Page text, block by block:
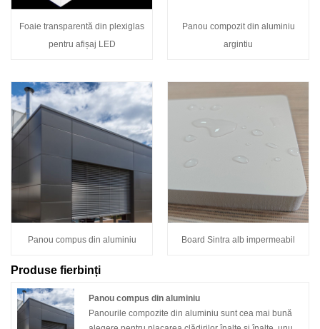
Foaie transparentă din plexiglas
pentru afișaj LED
Panou compozit din aluminiu
argintiu
Panou compus din aluminiu Board Sintra alb impermeabil
Produse fierbinți
Panou compus din aluminiu
Panourile compozite din aluminiu sunt cea mai bună